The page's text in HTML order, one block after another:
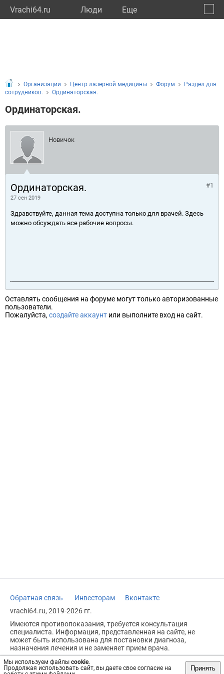
Vrachi64.ru Люди Eще
Мы используем файлы cookie.
Продолжая использовать сайт, вы даете свое согласие на
Принять
Организации Центр лазерной медицины Форум
Раздел для
сотрудников.
Ординаторская.
Ординаторская.
Новичок
Ординаторская.
27 сен 2019
#1
Здравствуйте, данная тема доступна только для врачей. Здесь
можно обсуждать все рабочие вопросы.
Оставлять сообщения на форуме могут только авторизованные
пользователи.
Пожалуйста, создайте аккаунт или выполните вход на сайт.
Обратная связь Инвесторам
Вконтакте
vrachi64.ru, 2019-2026 гг.
Имеются противопоказания, требуется консультация
специалиста. Информация, представленная на сайте, не
может быть использована для постановки диагноза,
назначения лечения и не заменяет прием врача.
Возрастное ограничение: 18+